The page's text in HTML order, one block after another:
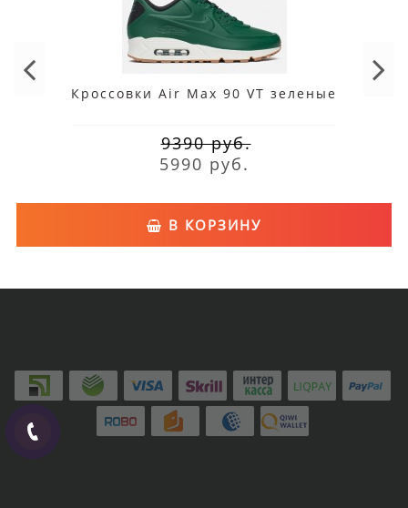
Кроссовки Air Max 90 VT зеленые
9390 руб.
5990 руб.
В КОРЗИНУ